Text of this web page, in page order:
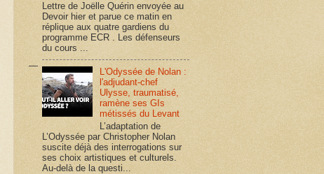
Lettre de Joëlle Quérin envoyée au
Devoir hier et parue ce matin en
réplique aux quatre gardiens du
programme ECR . Les défenseurs
du cours ...
L'Odyssée de Nolan :
l'adjudant-chef
Ulysse, traumatisé,
ramène ses GIs
métissés du Levant
L’adaptation de
L’Odyssée par Christopher Nolan
suscite déjà des interrogations sur
ses choix artistiques et culturels.
Au-delà de la questi...